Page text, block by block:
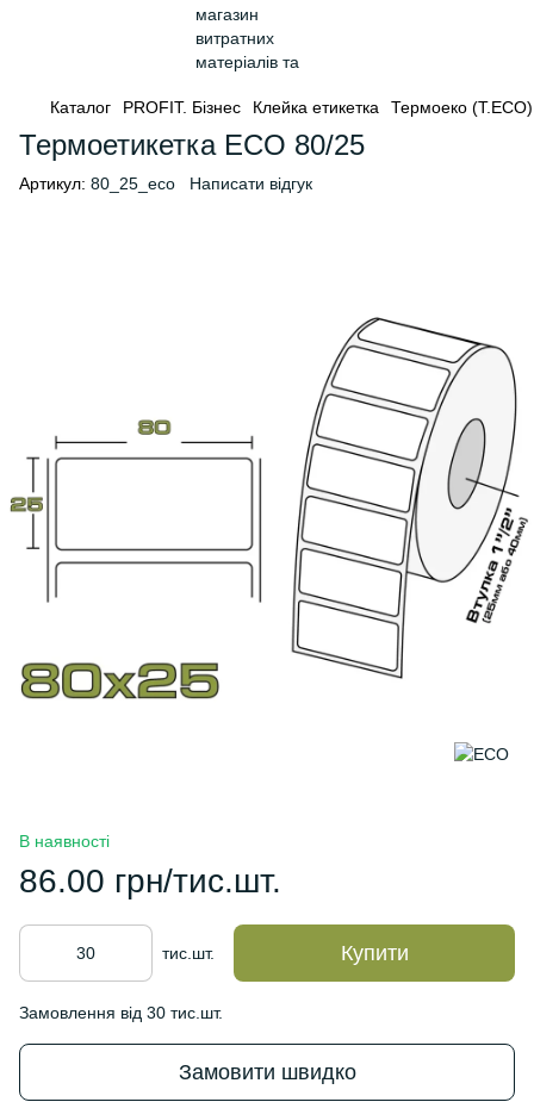
Каталог PROFIT. Бізнес Клейка етикетка Термоеко (Т.ЕСО)
Термоетикетка ECO 80/25
Артикул: 80_25_eco Написати відгук
В наявності
86.00 грн/тис.шт.
тис.шт. Купити
Замовлення від 30 тис.шт.
Замовити швидко